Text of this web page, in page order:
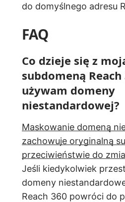
do domyślnego adresu
FAQ
Co dzieje się z
subdomeną
używam domeny
niestandardowej?
Maskowanie domeną
zachowuje oryginalną
przeciwieństwie do
Jeśli kiedykolwiek
domeny
Reach 360 powróci do